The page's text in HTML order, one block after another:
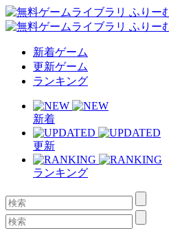
新着ゲーム
更新ゲーム
ランキング
新着
更新
ランキング